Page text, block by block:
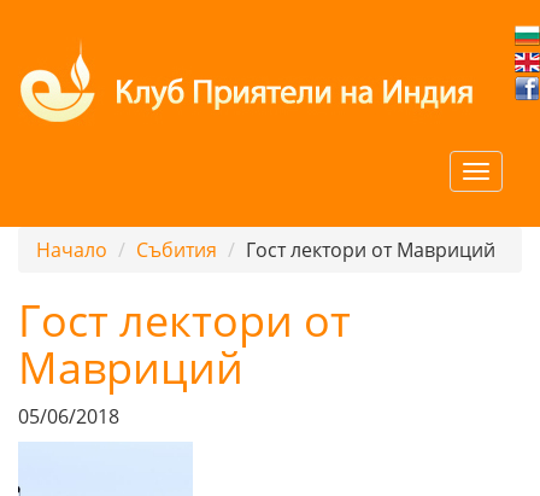
Начало Събития Гост лектори от Мавриций
Гост лектори от
Мавриций
05/06/2018